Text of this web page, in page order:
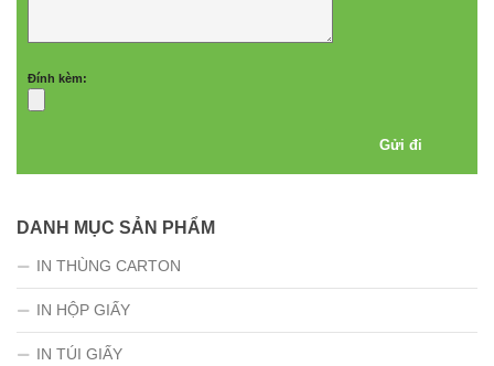
Đính kèm:
DANH MỤC SẢN PHẨM
IN THÙNG CARTON
IN HỘP GIẤY
IN TÚI GIẤY